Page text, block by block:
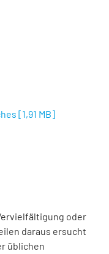
[1,91 MB]
oder
daraus ersucht
üblichen